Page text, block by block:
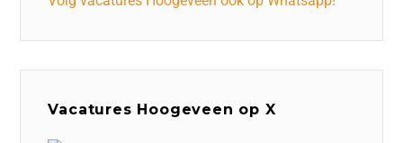
Vacatures Hoogeveen op X